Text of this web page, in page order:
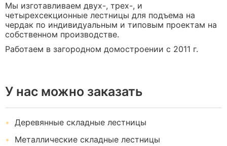
Мы изготавливаем двух-, трех-, и
четырехсекционные лестницы для подъема на
чердак по индивидуальным и типовым проектам на
собственном производстве.
Работаем в загородном домостроении с 2011 г.
У нас можно заказать
Деревянные складные лестницы
Металлические складные лестницы